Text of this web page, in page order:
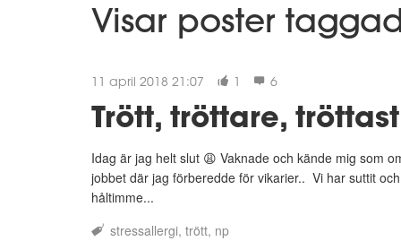
Visar poster
11 april 2018 21:07 1 6
Trött, tröttare,
Idag är jag helt slut 😩 Vaknade och kände mig som
jobbet där jag förberedde för vikarier.. Vi har suttit
håltimme...
stressallergi trött np